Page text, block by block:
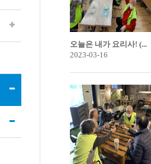
오늘은 내가 요리사! (...
2023-03-16